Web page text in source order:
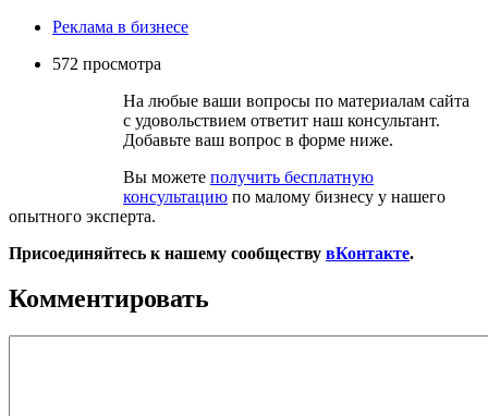
Реклама в бизнесе
572 просмотра
На любые ваши вопросы по материалам сайта
с удовольствием ответит наш консультант.
Добавьте ваш вопрос в форме ниже.
Вы можете получить бесплатную
консультацию по малому бизнесу у нашего
опытного эксперта.
Присоединяйтесь к нашему сообществу вКонтакте.
Комментировать